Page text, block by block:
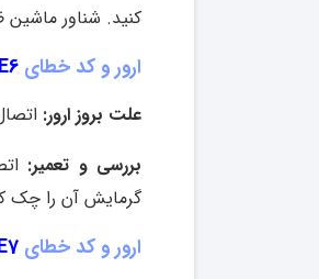
کنید. شناور
ارور و کد خطای E6
علت بروز ارور:
بررسی و تعمیر:
گرمایش آن را چک
ارور و کد خطای